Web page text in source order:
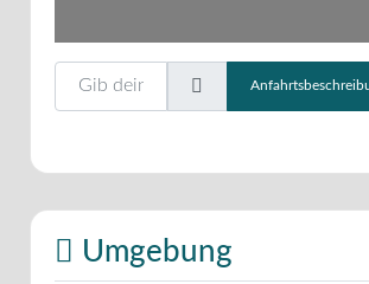
Gib deinen Standort ein.
Umgebung